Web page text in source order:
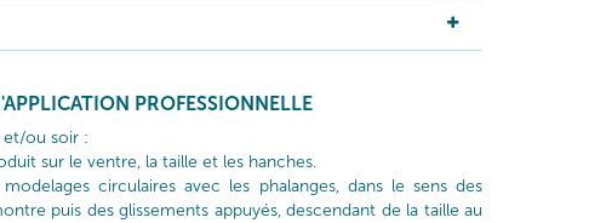
PROFESSIONNELLE
et/ou soir :
sur le ventre, la taille et les hanches.
circulaires avec les phalanges, dans le sens des
puis des glissements appuyés, descendant de la taille au